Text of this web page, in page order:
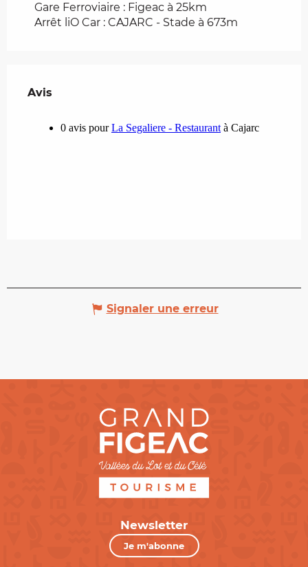
Gare Ferroviaire : Figeac à 25km
Arrêt liO Car : CAJARC - Stade à 673m
Avis
Avis
Signaler une erreur
Newsletter
Je m'abonne